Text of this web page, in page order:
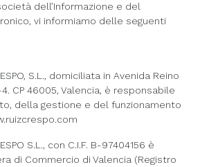
dell’Informazione e del
vi informiamo delle seguenti
S.L., domiciliata in Avenida Reino
4. CP 46005, Valencia, è responsabile
della gestione e del funzionamento
S.L., con C.I.F. B-97404156 è
di Commercio di Valencia (Registro